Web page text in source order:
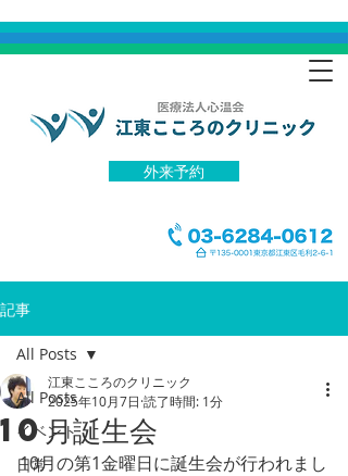
外来予約
記事
All Posts
イベント
日常
All Posts
10月誕生会
江東こころのクリニック
2025年10月7日 読了時間: 1分
10月の第1金曜日に誕生会が行われまし